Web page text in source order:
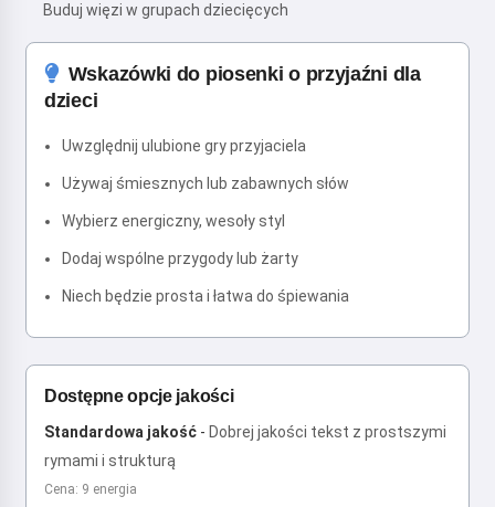
Buduj więzi w grupach dziecięcych
Wskazówki do piosenki o przyjaźni dla
dzieci
Uwzględnij ulubione gry przyjaciela
Używaj śmiesznych lub zabawnych słów
Wybierz energiczny, wesoły styl
Dodaj wspólne przygody lub żarty
Niech będzie prosta i łatwa do śpiewania
Dostępne opcje jakości
Standardowa jakość - Dobrej jakości tekst z prostszymi
rymami i strukturą
Cena: 9 energia